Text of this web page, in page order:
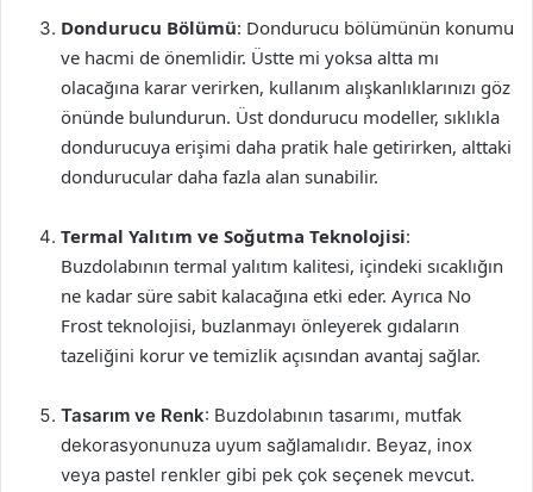
Dondurucu Bölümü: Dondurucu bölümünün konumu
ve hacmi de önemlidir. Üstte mi yoksa altta mı
olacağına karar verirken, kullanım alışkanlıklarınızı göz
önünde bulundurun. Üst dondurucu modeller, sıklıkla
dondurucuya erişimi daha pratik hale getirirken, alttaki
dondurucular daha fazla alan sunabilir.
Termal Yalıtım ve Soğutma Teknolojisi:
Buzdolabının termal yalıtım kalitesi, içindeki sıcaklığın
ne kadar süre sabit kalacağına etki eder. Ayrıca No
Frost teknolojisi, buzlanmayı önleyerek gıdaların
tazeliğini korur ve temizlik açısından avantaj sağlar.
Tasarım ve Renk: Buzdolabının tasarımı, mutfak
dekorasyonunuza uyum sağlamalıdır. Beyaz, inox
veya pastel renkler gibi pek çok seçenek mevcut.